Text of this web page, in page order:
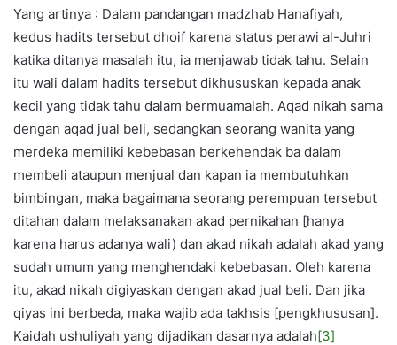
Yang artinya : Dalam pandangan madzhab Hanafiyah,
kedus hadits tersebut dhoif karena status perawi al-Juhri
katika ditanya masalah itu, ia menjawab tidak tahu. Selain
itu wali dalam hadits tersebut dikhususkan kepada anak
kecil yang tidak tahu dalam bermuamalah. Aqad nikah sama
dengan aqad jual beli, sedangkan seorang wanita yang
merdeka memiliki kebebasan berkehendak ba dalam
membeli ataupun menjual dan kapan ia membutuhkan
bimbingan, maka bagaimana seorang perempuan tersebut
ditahan dalam melaksanakan akad pernikahan [hanya
karena harus adanya wali) dan akad nikah adalah akad yang
sudah umum yang menghendaki kebebasan. Oleh karena
itu, akad nikah digiyaskan dengan akad jual beli. Dan jika
qiyas ini berbeda, maka wajib ada takhsis [pengkhususan].
Kaidah ushuliyah yang dijadikan dasarnya adalah[3]